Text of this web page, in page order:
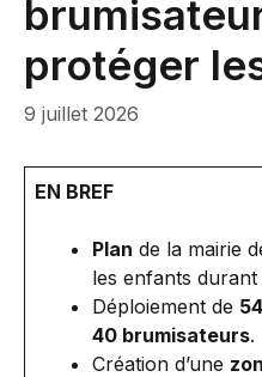
protéger
9 juillet 2026
EN BREF
Plan de la mairie
les enfants durant
Déploiement de
40 brumisateurs.
Création d’une